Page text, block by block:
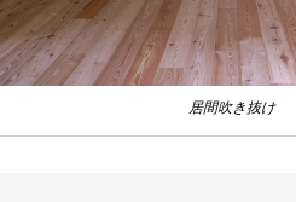
居間吹き抜け